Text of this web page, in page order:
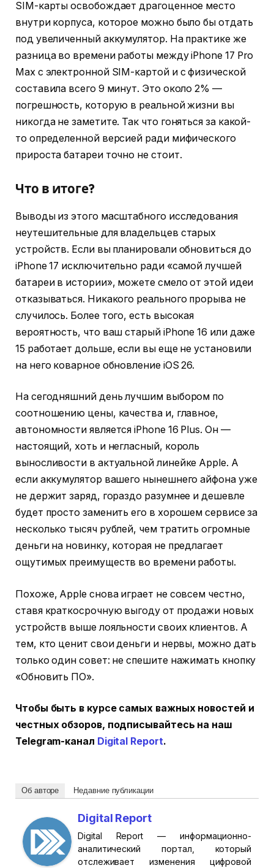
SIM-карты освобождает драгоценное место
внутри корпуса, которое можно было бы отдать
под увеличенный аккумулятор. На практике же
разница во времени работы между iPhone 17 Pro
Max с электронной SIM-картой и с физической
составила всего 9 минут. Это около 2% —
погрешность, которую в реальной жизни вы
никогда не заметите. Так что гоняться за какой-
то определенной версией ради мифического
прироста батареи точно не стоит.
Что в итоге?
Выводы из этого масштабного исследования
неутешительные для владельцев старых
устройств. Если вы планировали обновиться до
iPhone 17 исключительно ради «самой лучшей
батареи в истории», можете смело от этой идеи
отказываться. Никакого реального прорыва не
случилось. Более того, есть высокая
вероятность, что ваш старый iPhone 16 или даже
15 работает дольше, если вы еще не установили
на него коварное обновление iOS 26.
На сегодняшний день лучшим выбором по
соотношению цены, качества и, главное,
автономности является iPhone 16 Plus. Он —
настоящий, хоть и негласный, король
выносливости в актуальной линейке Apple. А
если аккумулятор вашего нынешнего айфона уже
не держит заряд, гораздо разумнее и дешевле
будет просто заменить его в хорошем сервисе за
несколько тысяч рублей, чем тратить огромные
деньги на новинку, которая не предлагает
ощутимых преимуществ во времени работы.
Похоже, Apple снова играет не совсем честно,
ставя краткосрочную выгоду от продажи новых
устройств выше лояльности своих клиентов. А
тем, кто ценит свои деньги и нервы, можно дать
только один совет: не спешите нажимать кнопку
«Обновить ПО».
Чтобы быть в курсе самых важных новостей и
честных обзоров, подписывайтесь на наш
Telegram-канал Digital Report.
Об авторе Недавние публикации
Digital Report
Digital Report — информационно-
аналитический портал, который
отслеживает изменения цифровой